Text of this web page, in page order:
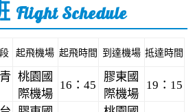
Flight Schedule
起飛機場 起飛時間 到達機場 抵達時間
青 桃園國
際機場
16 ： 45
膠東國
際機場
19 ： 15